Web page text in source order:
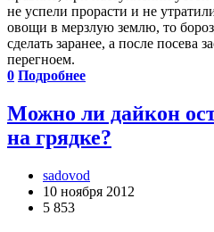
не успели прорасти и не
овощи в мерзлую землю, то
сделать заранее, а после посева
перегноем.
0 Подробнее
Можно ли дайкон
на грядке?
sadovod
10 ноября 2012
5 853